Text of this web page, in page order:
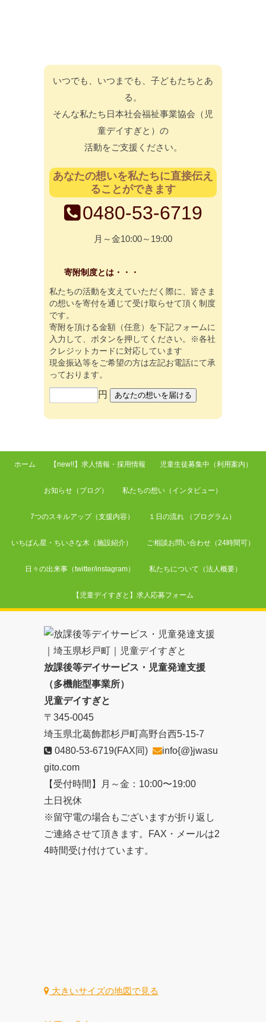
いつでも、いつまでも、子どもたちとあ
る。
そんな私たち日本社会福祉事業協会（児
童デイすぎと）の
活動をご支援ください。
あなたの想いを私たちに直接伝え
ることができます
0480-53-6719
月～金10:00～19:00
寄附制度とは・・・
私たちの活動を支えていただく際に、皆さま
の想いを寄付を通じて受け取らせて頂く制度
です。
寄附を頂ける金額（任意）を下記フォームに
入力して、ボタンを押してください。※各社
クレジットカードに対応しています
現金振込等をご希望の方は左記お電話にて承
っております。
円
ホーム 【new!!】求人情報・採用情報 児童生徒募集中（利用案内）
お知らせ（ブログ） 私たちの想い（インタビュー）
7つのスキルアップ（支援内容） １日の流れ （プログラム）
いちばん星・ちいさな木（施設紹介） ご相談お問い合わせ（24時間可）
日々の出来事（twitter/instagram） 私たちについて（法人概要）
【児童デイすぎと】求人応募フォーム
放課後等デイサービス・児童発達支援
（多機能型事業所）
児童デイすぎと
〒345-0045
埼玉県北葛飾郡杉戸町高野台西5-15-7
0480-53-6719(FAX同)
info{@}jwasu
gito.com
【受付時間】月～金：10:00〜19:00
土日祝休
※留守電の場合もございますが折り返し
ご連絡させて頂きます。FAX・メールは2
4時間受け付けています。
大きいサイズの地図で見る